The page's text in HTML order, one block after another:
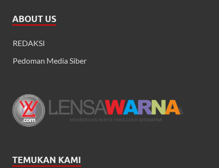
ABOUT US
REDAKSI
Pedoman Media Siber
TEMUKAN KAMI